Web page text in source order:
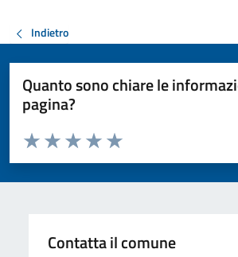
Indietro
Quanto sono chiare le
pagina?
Valuta da 1 a 5 stelle la pagina
Valuta 5 stelle su 5
Valuta 4 stelle su 5
Valuta 3 stelle su 5
Valuta 2 stelle su 5
Valuta 1 stelle su 5
Contatta il comune